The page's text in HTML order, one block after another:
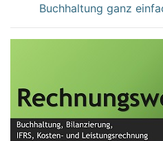
Buchhaltung ganz